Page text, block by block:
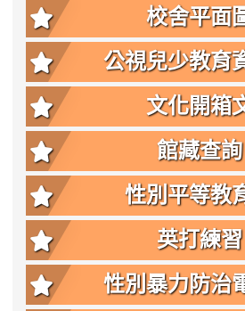
點
校舍平面
公視兒少教育
文化開箱
館藏查詢
性別平等教
英打練習
性別暴力防治